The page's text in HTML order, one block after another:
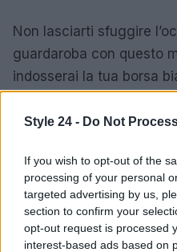
Style 24 - Do Not
If you wish to opt-out of the
processing of your personal
targeted advertising by us,
section to confirm your
opt-out request is processed
interest-based ads based on
Non lasciarti sfuggire
guardaroba con questo
indosserai la tua borsa
AUTORE
Staff